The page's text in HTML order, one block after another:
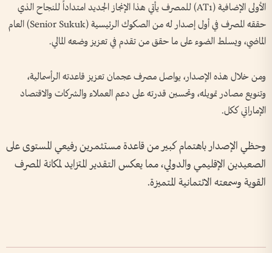
الأولى الإضافية (AT1) للمصرف يأتي هذا الإنجاز الجديد امتداداً للنجاح الذي
حققه المصرف في أول إصدار له من الصكوك الرئيسية (Senior Sukuk) العام
الماضي، ويسلط الضوء على ما حقق من تقدم في تعزيز وضعه المالي.
ومن خلال هذه الإصدار، يواصل مصرف عجمان تعزيز قاعدته الرأسمالية،
وتنويع مصادر تمويله، وتحسين قدرته على دعم العملاء والشركات والاقتصاد
الإماراتي ككل.
وحظي الإصدار باهتمام كبير من قاعدة مستثمرين رفيعي المستوى على
الصعيدين الإقليمي والدولي، مما يعكس التقدير المتزايد لمكانة المصرف
القوية وسمعته الائتمانية المتميزة.